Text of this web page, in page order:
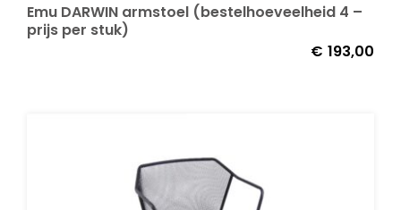
Emu DARWIN armstoel (bestelhoeveelheid 4 –
prijs per stuk)
€ 193,00